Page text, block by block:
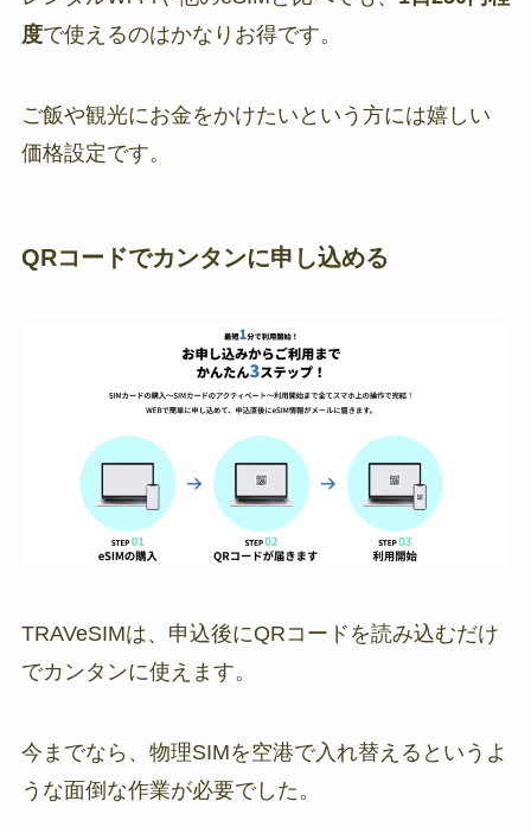
度で使えるのはかなりお得です。
ご飯や観光にお金をかけたいという方には嬉しい
価格設定です。
QRコードでカンタンに申し込める
TRAVeSIMは、申込後にQRコードを読み込むだけ
でカンタンに使えます。
今までなら、物理SIMを空港で入れ替えるというよ
うな面倒な作業が必要でした。